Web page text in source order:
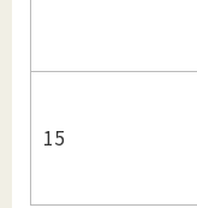
15